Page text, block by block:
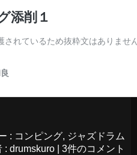
: コンピング, ジャズドラム
: drumskuro 3件のコメント